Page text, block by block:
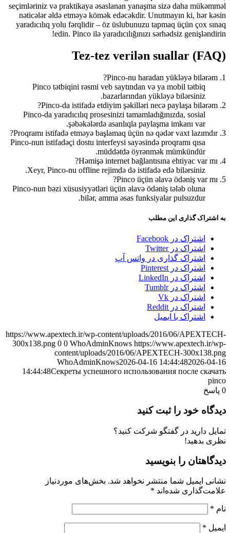
seçimləriniz və praktikaya əsaslanan yanaşma sizə daha mükəmməl
nəticələr əldə etməyə kömək edəcəkdir. Unutmayın ki, hər kəsin
yaradıcılıq yolu fərqlidir – öz üslubunuzu tapmaq üçün çox sınaq
edin. Pinco ilə yaradıcılığınızı sərhədsiz genişləndirin!
Tez-tez verilən suallar (FAQ)
1. Pinco-nu haradan yükləyə bilərəm?
Pinco tətbiqini rəsmi veb saytından və ya mobil tətbiq
bazarlarından yükləyə bilərsiniz.
2. Pinco-da istifadə etdiyim şəkilləri necə paylaşa bilərəm?
Pinco-da yaradıcılıq prosesinizi tamamladığınızda, sosial
şəbəkələrdə asanlıqla paylaşma imkanı var.
3. Proqramı istifadə etməyə başlamaq üçün nə qədər vaxt lazımdır?
Pinco-nun istifadəçi dostu interfeysi sayəsində proqramı qısa
müddətdə öyrənmək mümkündür.
4. Həmişə internet bağlantısına ehtiyac var mı?
Xeyr, Pinco-nu offline rejimdə də istifadə edə bilərsiniz.
5. Pinco üçün əlavə ödəniş var mı?
Pinco-nun bəzi xüsusiyyətləri üçün əlavə ödəniş tələb oluna
bilər, amma əsas funksiyalar pulsuzdur.
به اشتراک گذاری این مطلب
اشتراک در Facebook
اشتراک در Twitter
اشتراک گذاری در واتس آپ
اشتراک در Pinterest
اشتراک در LinkedIn
اشتراک در Tumblr
اشتراک در Vk
اشتراک در Reddit
اشتراک با ایمیل
https://www.apextech.ir/wp-content/uploads/2016/06/APEXTECH-
300x138.png 0 0 WhoAdminKnows https://www.apextech.ir/wp-
content/uploads/2016/06/APEXTECH-300x138.png
WhoAdminKnows2026-04-16 14:44:482026-04-16
14:44:48Секреты успешного использования после скачать
pinco
0 پاسخ
دیدگاه خود را ثبت کنید
تمایل دارید در گفتگو شرکت کنید؟
نظری بدهید!
دیدگاهتان را بنویسید
نشانی ایمیل شما منتشر نخواهد شد. بخش‌های موردنیاز
علامت‌گذاری شده‌اند *
نام *
ایمیل *